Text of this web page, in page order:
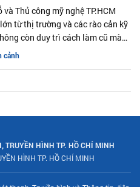
Thủ công mỹ nghệ TP.HCM
từ thị trường và các rào cản kỹ
còn duy trì cách làm cũ mà
động sản xuất - kinh doanh.
cảnh
TRUYỀN HÌNH TP. HỒ CHÍ MINH
HÌNH TP. HỒ CHÍ MINH